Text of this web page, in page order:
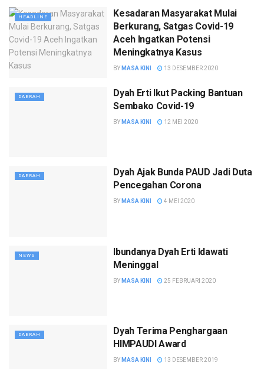
HEADLINE
Kesadaran Masyarakat Mulai
Berkurang, Satgas Covid-19
Aceh Ingatkan Potensi
Meningkatnya Kasus
BY MASA KINI 13 DESEMBER 2020
DAERAH
Dyah Erti Ikut Packing Bantuan
Sembako Covid-19
BY MASA KINI 12 MEI 2020
DAERAH
Dyah Ajak Bunda PAUD Jadi Duta
Pencegahan Corona
BY MASA KINI 4 MEI 2020
NEWS
Ibundanya Dyah Erti Idawati
Meninggal
BY MASA KINI 25 FEBRUARI 2020
DAERAH
Dyah Terima Penghargaan
HIMPAUDI Award
BY MASA KINI 13 DESEMBER 2019